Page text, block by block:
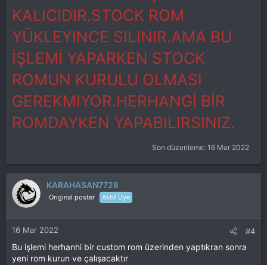
KALICIDIR.STOCK ROM
YÜKLEYINCE SILINIR.AMA BU
İŞLEMİ YAPARKEN STOCK
ROMUN KURULU OLMASI
GEREKMIYOR.HERHANGİ BİR
ROMDAYKEN YAPABILIRSINIZ.
Son düzenleme: 16 Mar 2022
KARAHASAN7728
Original poster Aktif Üye
16 Mar 2022 #4
Bu işlemi herhanhi bir custom rom üzerinden yaptıkran sonra
yeni rom kurun ve çalışacaktır